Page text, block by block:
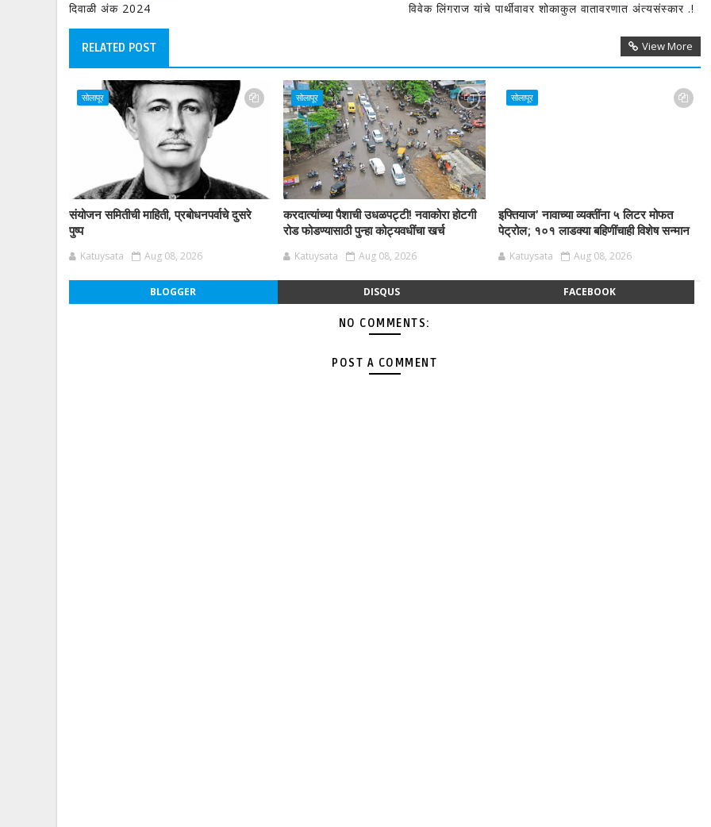
दिवाळी अंक 2024 विवेक लिंगराज यांचे पार्थीवावर शोकाकुल वातावरणात अंत्यसंस्कार .!
RELATED POST View More
सोलापूर
संयोजन समितीची माहिती, प्रबोधनपर्वाचे दुसरे
पुष्प
Katuysata Aug 08, 2026
सोलापूर
करदात्यांच्या पैशाची उधळपट्टी! नवाकोरा होटगी
रोड फोडण्यासाठी पुन्हा कोट्यवधींचा खर्च
Katuysata Aug 08, 2026
सोलापूर
इफ्तियाज’ नावाच्या व्यक्तींना ५ लिटर मोफत
पेट्रोल; १०१ लाडक्या बहिणींचाही विशेष सन्मान
Katuysata Aug 08, 2026
BLOGGER DISQUS FACEBOOK
NO COMMENTS:
POST A COMMENT